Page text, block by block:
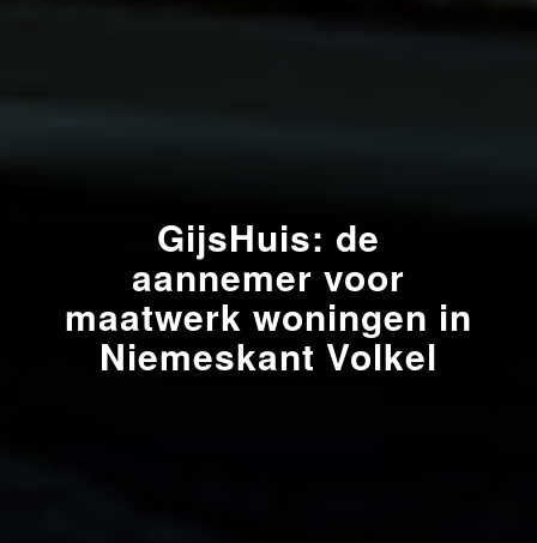
GijsHuis: de
aannemer voor
maatwerk woningen in
Niemeskant Volkel